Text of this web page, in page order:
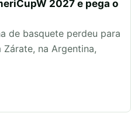
2027 e pega o
de basquete perdeu para
Zárate, na Argentina,